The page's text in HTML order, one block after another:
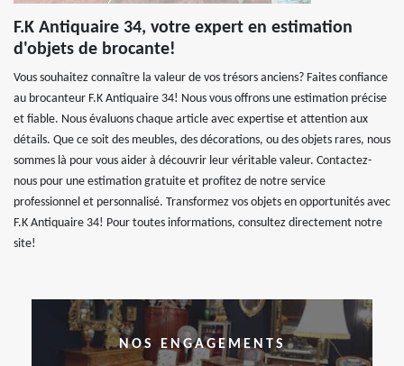
F.K Antiquaire 34, votre expert en estimation
d'objets de brocante!
Vous souhaitez connaître la valeur de vos trésors anciens? Faites confiance
au brocanteur F.K Antiquaire 34! Nous vous offrons une estimation précise
et fiable. Nous évaluons chaque article avec expertise et attention aux
détails. Que ce soit des meubles, des décorations, ou des objets rares, nous
sommes là pour vous aider à découvrir leur véritable valeur. Contactez-
nous pour une estimation gratuite et profitez de notre service
professionnel et personnalisé. Transformez vos objets en opportunités avec
F.K Antiquaire 34! Pour toutes informations, consultez directement notre
site!
NOS ENGAGEMENTS